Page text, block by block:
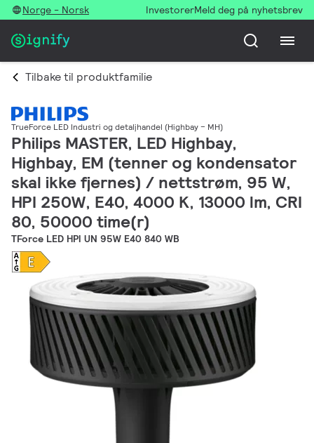
Norge - Norsk InvestorerMeld deg på nyhetsbrev
Tilbake til produktfamilie
TrueForce LED Industri og detaljhandel (Highbay – MH)
Philips MASTER, LED Highbay,
Highbay, EM (tenner og kondensator
skal ikke fjernes) / nettstrøm, 95 W,
HPI 250W, E40, 4000 K, 13000 lm, CRI
80, 50000 time(r)
TForce LED HPI UN 95W E40 840 WB